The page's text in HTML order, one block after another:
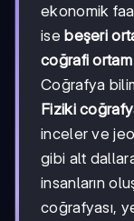
ekonomik
isebeşeri
coğrafi ortam
Coğrafya
Fiziki
inceler ve
gibi alt
insanların
coğrafyası,